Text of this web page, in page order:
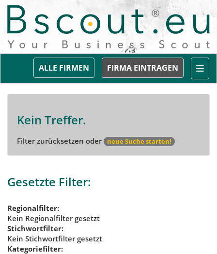
FIRMA EINTRAGEN
ALLE FIRMEN
Kein Treffer.
Filter zurücksetzen oder neue Suche starten!
Gesetzte Filter:
Regionalfilter:
Kein Regionalfilter gesetzt
Stichwortfilter:
Kein Stichwortfilter gesetzt
Kategoriefilter: